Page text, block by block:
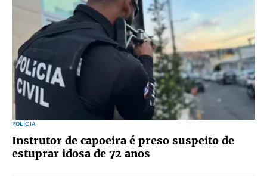
POLÍCIA
Instrutor de capoeira é preso suspeito de
estuprar idosa de 72 anos